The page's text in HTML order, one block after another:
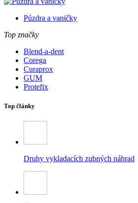
Púzdra a vaničky
Top značky
Blend-a-dent
Corega
Curaprox
GUM
Protefix
Top články
Druhy vykladacích zubných náhrad